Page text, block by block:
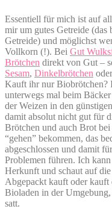
Essentiell für mich ist auf
mir um gutes Getreide (das
Getreide) und möglichst
Vollkorn (!). Bei Gut
Brötchen direkt von Gut –
Sesam, Dinkelbrötchen
Kauft ihr nur Biobrötchen?
unterwegs mal beim
der Weizen in den
damit absolut nicht gut für
Brötchen und auch Brot
“gehen” bekommen, das
abgeschlossen und damit
Problemen führen. Ich
Herkunft und schaut auf
Abgepackt kauft oder kauft
Bioladen in der
satt.